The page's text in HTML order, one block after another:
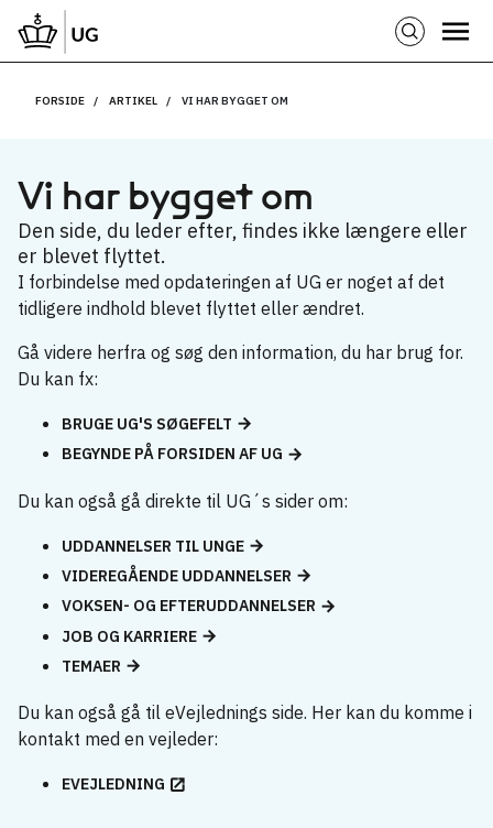
FORSIDE ARTIKEL VI HAR BYGGET OM
Vi har bygget om
Den side, du leder efter, findes ikke længere eller
er blevet flyttet.
I forbindelse med opdateringen af UG er noget af det
tidligere indhold blevet flyttet eller ændret.
Gå videre herfra og søg den information, du har brug for.
Du kan fx:
BRUGE UG'S SØGEFELT
BEGYNDE PÅ FORSIDEN AF UG
Du kan også gå direkte til UG´s sider om:
UDDANNELSER TIL UNGE
VIDEREGÅENDE UDDANNELSER
VOKSEN- OG EFTERUDDANNELSER
JOB OG KARRIERE
TEMAER
Du kan også gå til eVejlednings side. Her kan du komme i
kontakt med en vejleder:
EVEJLEDNING